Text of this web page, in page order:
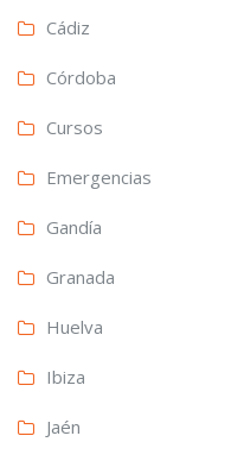
Cádiz
Córdoba
Cursos
Emergencias
Gandía
Granada
Huelva
Ibiza
Jaén